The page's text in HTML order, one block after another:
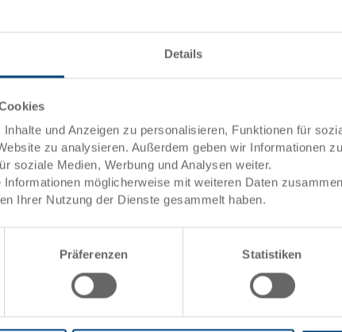
Details
und Anzeigen zu personalisieren, Funktionen für
zu analysieren. Außerdem geben wir Informationen
soziale Medien, Werbung und Analysen weiter.
möglicherweise mit weiteren Daten
Ihrer Nutzung der Dienste gesammelt haben.
Präferenzen Statistiken
Farbe
Bestell Nr.
Lieferzeit
Auf Anfrage
Preis
-
zum Produkt